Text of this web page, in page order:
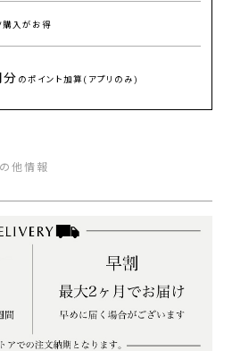
購入がお得
のポイント加算(アプリのみ)
他情報